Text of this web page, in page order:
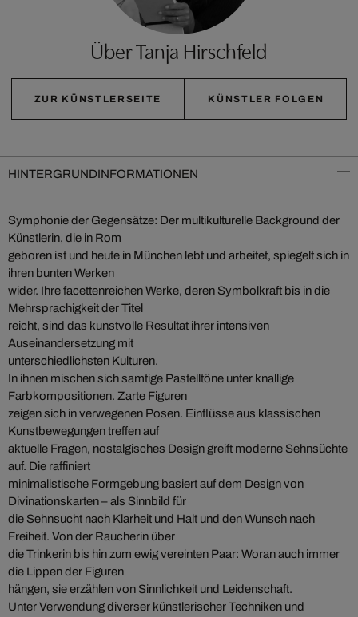
Über Tanja Hirschfeld
ZUR KÜNSTLERSEITE KÜNSTLER FOLGEN
HINTERGRUNDINFORMATIONEN
Symphonie der Gegensätze: Der multikulturelle Background der
Künstlerin, die in Rom
geboren ist und heute in München lebt und arbeitet, spiegelt sich in
ihren bunten Werken
wider. Ihre facettenreichen Werke, deren Symbolkraft bis in die
Mehrsprachigkeit der Titel
reicht, sind das kunstvolle Resultat ihrer intensiven
Auseinandersetzung mit
unterschiedlichsten Kulturen.
In ihnen mischen sich samtige Pastelltöne unter knallige
Farbkompositionen. Zarte Figuren
zeigen sich in verwegenen Posen. Einflüsse aus klassischen
Kunstbewegungen treffen auf
aktuelle Fragen, nostalgisches Design greift moderne Sehnsüchte
auf. Die raffiniert
minimalistische Formgebung basiert auf dem Design von
Divinationskarten – als Sinnbild für
die Sehnsucht nach Klarheit und Halt und den Wunsch nach
Freiheit. Von der Raucherin über
die Trinkerin bis hin zum ewig vereinten Paar: Woran auch immer
die Lippen der Figuren
hängen, sie erzählen von Sinnlichkeit und Leidenschaft.
Unter Verwendung diverser künstlerischer Techniken und